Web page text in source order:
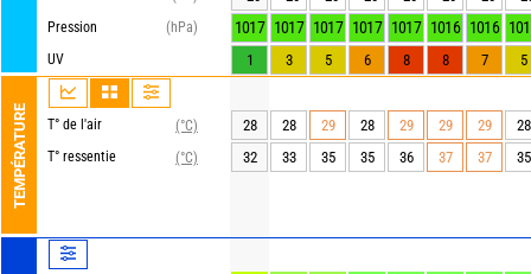
Pression
(hPa)
UV
TEMPÉRATURE T° de l'air
(°C)
T° ressentie
(°C)
1017 1017 1017 1017 1017 1016 1016
1 3 5 6 8 8 7 5
28 28 29 28 29 29 29
28
32
33 35 35 36 37 37 35